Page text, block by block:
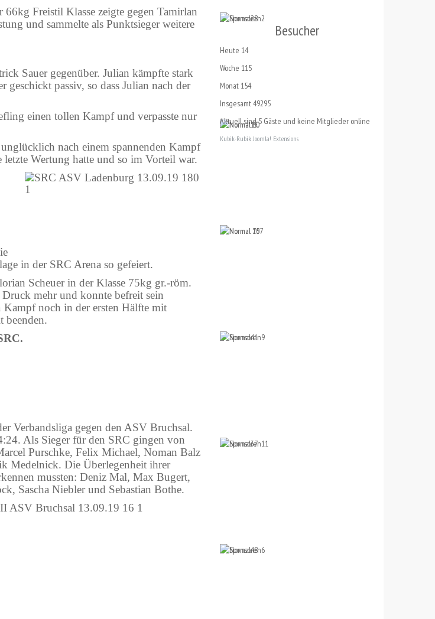
Freistil Klasse zeigte gegen Tamirlan
und sammelte als Punktsieger weitere
Sauer gegenüber. Julian kämpfte stark
geschickt passiv, so dass Julian nach der
einen tollen Kampf und verpasste nur
nach einem spannenden Kampf
Wertung hatte und so im Vorteil war.
in der SRC Arena so gefeiert.
Scheuer in der Klasse 75kg gr.-röm.
mehr und konnte befreit sein
noch in der ersten Hälfte mit
beenden.
Verbandsliga gegen den ASV Bruchsal.
Als Sieger für den SRC gingen von
Purschke, Felix Michael, Noman Balz
Medelnick. Die Überlegenheit ihrer
mussten: Deniz Mal, Max Bugert,
Sascha Niebler und Sebastian Bothe.
Besucher
Heute 14
Woche 115
Monat 154
Insgesamt49295
Aktuell sind 5 Gäste und keine Mitglieder online
Kubik-Rubik Joomla! Extensions